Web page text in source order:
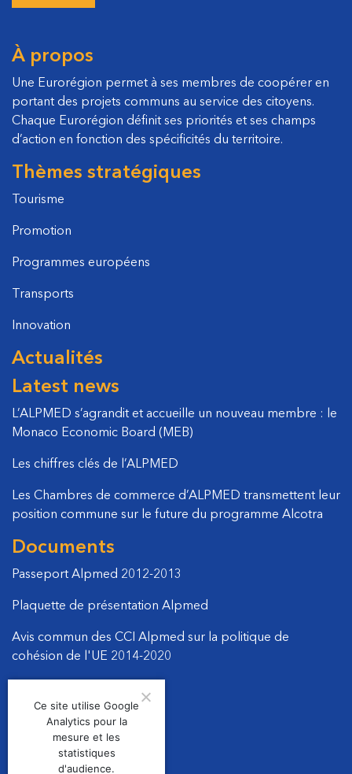
À propos
Une Eurorégion permet à ses membres de coopérer en
portant des projets communs au service des citoyens.
Chaque Eurorégion définit ses priorités et ses champs
d’action en fonction des spécificités du territoire.
Thèmes stratégiques
Tourisme
Promotion
Programmes européens
Transports
Innovation
Actualités
Latest news
L’ALPMED s’agrandit et accueille un nouveau membre : le
Monaco Economic Board (MEB)
Les chiffres clés de l’ALPMED
Les Chambres de commerce d’ALPMED transmettent leur
position commune sur le future du programme Alcotra
Documents
Passeport Alpmed 2012-2013
Plaquette de présentation Alpmed
Avis commun des CCI Alpmed sur la politique de
cohésion de l'UE 2014-2020
Courrier DG Regional
Ce site utilise Google
Analytics pour la
mesure et les
statistiques
d'audience.